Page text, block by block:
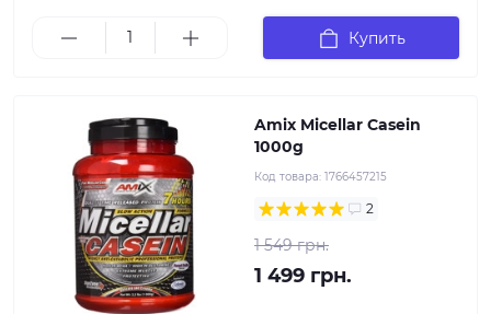
Купить
Amix Micellar Casein
1000g
Код товара: 1766457215
2
1 549 грн.
1 499 грн.